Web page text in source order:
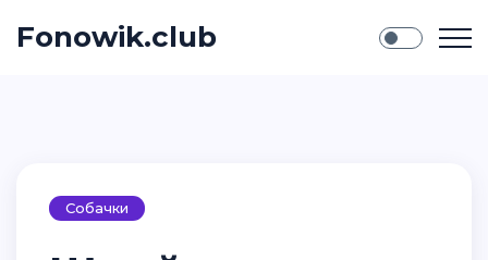
Fonowik.club
Собачки